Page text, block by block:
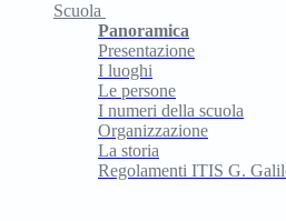
Scuola
Panoramica
Presentazione
I luoghi
Le persone
I numeri della scuola
Organizzazione
La storia
Regolamenti ITIS G.